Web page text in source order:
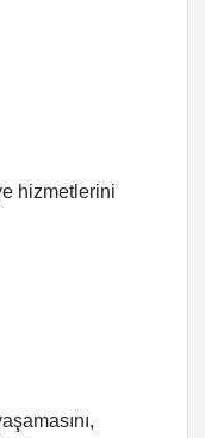
hizmetlerini